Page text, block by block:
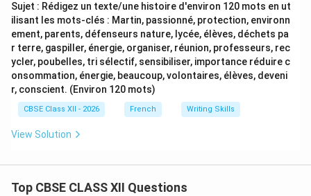
Sujet : Rédigez un texte/une histoire d'environ 120 mots en ut
ilisant les mots-clés : Martin, passionné, protection, environn
ement, parents, défenseurs nature, lycée, élèves, déchets pa
r terre, gaspiller, énergie, organiser, réunion, professeurs, rec
ycler, poubelles, tri sélectif, sensibiliser, importance réduire c
onsommation, énergie, beaucoup, volontaires, élèves, deveni
r, conscient. (Environ 120 mots)
CBSE Class XII - 2026 French Writing Skills
View Solution
Top CBSE CLASS XII Questions